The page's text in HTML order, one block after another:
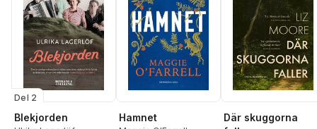
Del 2
Blekjorden Hamnet
Där skuggorna